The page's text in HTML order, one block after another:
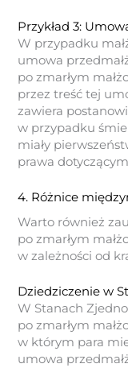
Przykład 3:
W przypadku
umowa
po zmarłym
przez treść tej
zawiera
w przypadku
miały
prawa
4. Różnice
Warto również
po zmarłym
w zależności od
Dziedziczenie w
W Stanach
po zmarłym
w którym para
umowa